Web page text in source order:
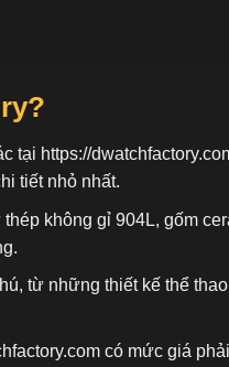
tại https://
tiết nhỏ nhất.
không gỉ 904L, gốm
từ những thiết kế thể
có mức giá